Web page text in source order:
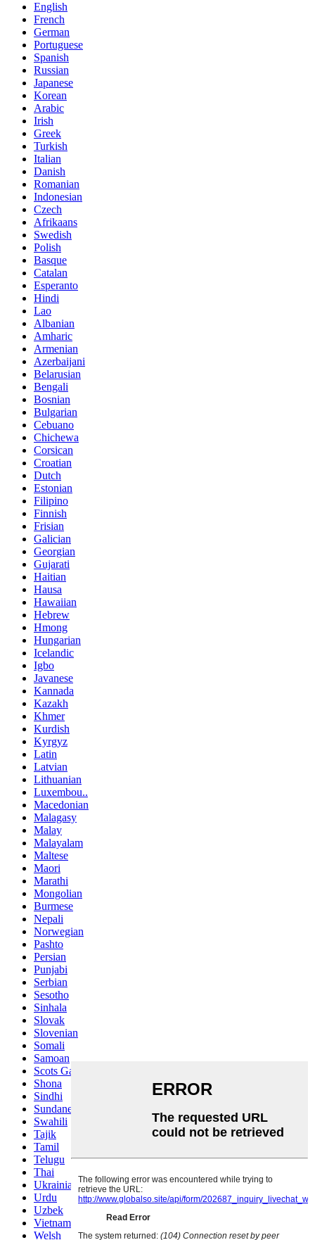
English
French
German
Portuguese
Spanish
Russian
Japanese
Korean
Arabic
Irish
Greek
Turkish
Italian
Danish
Romanian
Indonesian
Czech
Afrikaans
Swedish
Polish
Basque
Catalan
Esperanto
Hindi
Lao
Albanian
Amharic
Armenian
Azerbaijani
Belarusian
Bengali
Bosnian
Bulgarian
Cebuano
Chichewa
Corsican
Croatian
Dutch
Estonian
Filipino
Finnish
Frisian
Galician
Georgian
Gujarati
Haitian
Hausa
Hawaiian
Hebrew
Hmong
Hungarian
Icelandic
Igbo
Javanese
Kannada
Kazakh
Khmer
Kurdish
Kyrgyz
Latin
Latvian
Lithuanian
Luxembou..
Macedonian
Malagasy
Malay
Malayalam
Maltese
Maori
Marathi
Mongolian
Burmese
Nepali
Norwegian
Pashto
Persian
Punjabi
Serbian
Sesotho
Sinhala
Slovak
Slovenian
Somali
Samoan
Scots Gaelic
Shona
Sindhi
Sundanese
Swahili
Tajik
Tamil
Telugu
Thai
Ukrainian
Urdu
Uzbek
Vietnamese
Welsh